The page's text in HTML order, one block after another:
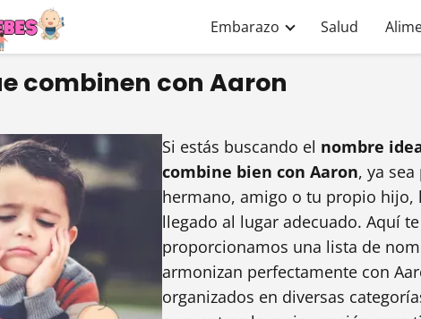
Embarazo Salud
combinen con Aaron
Si estás buscando el nombre
combine bien con Aaron, ya
hermano, amigo o tu propio hijo,
llegado al lugar adecuado. Aquí te
proporcionamos una lista de
armonizan perfectamente con
organizados en diversas